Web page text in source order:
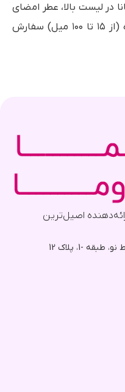
در لیست بالا، عطر امضای
خود را پیدا کنید و در حجم دلخواه (از ۱۵ تا ۱۰۰ میل) سفارش
اصیل‌ترین
-1، پلاک 12